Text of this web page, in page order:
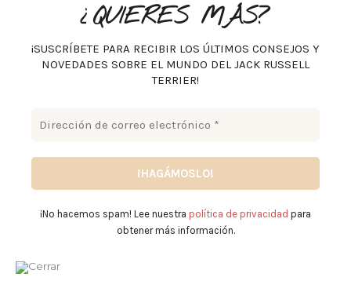
¿QUIERES MÁS?
¡SUSCRÍBETE PARA RECIBIR LOS ÚLTIMOS CONSEJOS Y
NOVEDADES SOBRE EL MUNDO DEL JACK RUSSELL
TERRIER!
¡No hacemos spam! Lee nuestra política de privacidad para
obtener más información.